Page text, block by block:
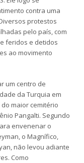
contra uma
protestos
pelo país, com
feridos e detidos
ao movimento
um centro de
da Turquia em
maior cemitério
Pangalti. Segundo
envenenar o
o Magnífico,
não levou adiante
Como